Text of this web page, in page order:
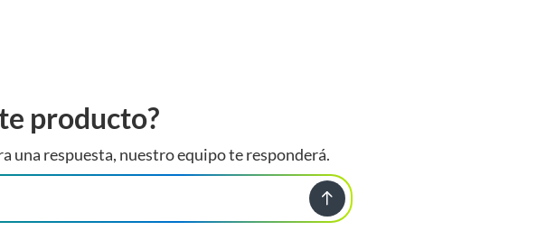
producto?
una respuesta, nuestro equipo te responderá.